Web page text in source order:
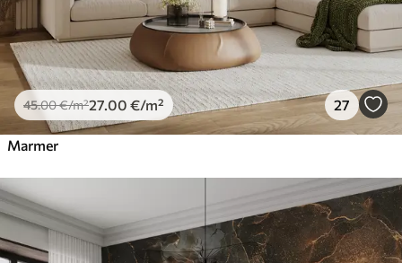
45.00€/m²27.00 €/m² 27
Marmer